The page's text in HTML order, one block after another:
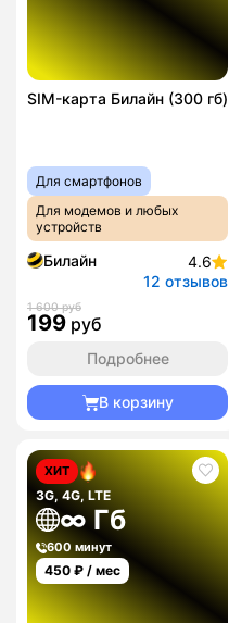
SIM-карта Билайн (300 гб)
Для смартфонов
Для модемов и любых
устройств
Билайн
4.6
12 отзывов
1 600 руб
199 руб
Подробнее
В корзину
ХИТ
3G, 4G, LTE
∞ Гб
600 минут
450 ₽ / мес